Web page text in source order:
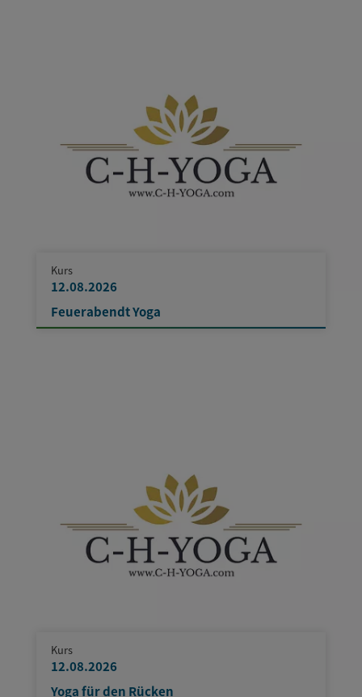
Kurs
12.08.2026
Feuerabendt Yoga
Kurs
12.08.2026
Yoga für den Rücken